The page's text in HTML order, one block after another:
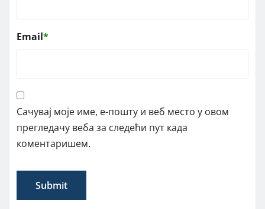
Email*
Сачувај моје име, е-пошту и веб место у овом
прегледачу веба за следећи пут када
коментаришем.